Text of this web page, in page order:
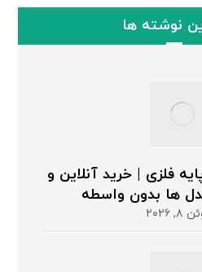
نوشته ها
فلزی | خرید آنلاین و
ها بدون واسطه
۲۰۲۶